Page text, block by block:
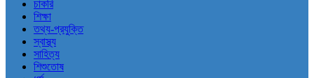
চাকরি
শিক্ষা
তথ্য-প্রযুক্তি
স্বাস্থ্য
সাহিত্য
শিশুতোষ